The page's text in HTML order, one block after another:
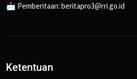
📩 Pemberitaan: beritapro3@rri.go.id
Ketentuan